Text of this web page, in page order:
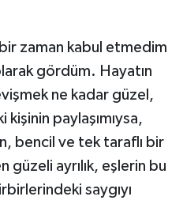
zaman kabul etmedim
gördüm. Hayatın
ne kadar güzel,
paylaşımıysa,
bencil ve tek taraflı bir
güzeli ayrılık, eşlerin bu
saygıyı